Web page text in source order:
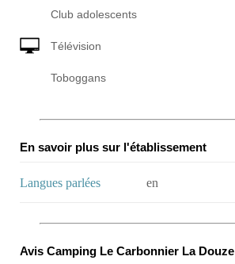
Club adolescents
Télévision
Toboggans
En savoir plus sur l'établissement
Langues parlées en
Avis Camping Le Carbonnier La Douze